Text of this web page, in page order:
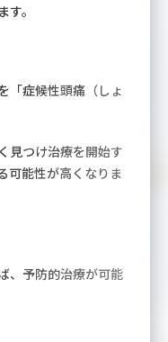
。
「症候性頭痛（しょ
見つけ治療を開始す
可能性が高くなりま
予防的治療が可能